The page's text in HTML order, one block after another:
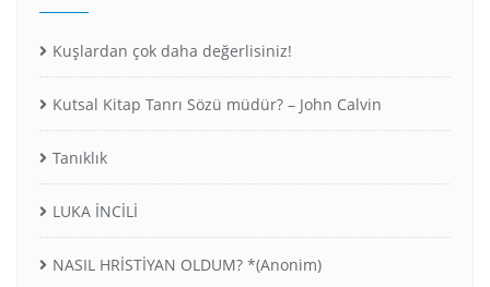
Kuşlardan çok daha değerlisiniz!
Kutsal Kitap Tanrı Sözü müdür? – John Calvin
Tanıklık
LUKA İNCİLİ
NASIL HRİSTİYAN OLDUM? *(Anonim)